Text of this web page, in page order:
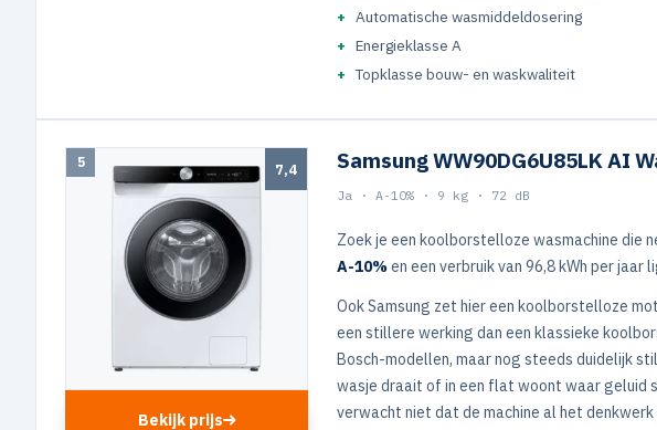
Automatische wasmiddeldosering
Energieklasse A
Topklasse bouw- en waskwaliteit
5 7,4
Bekijk prijs
Samsung WW90DG6U85LK AI
Ja · A-10% · 9 kg · 72 dB
Zoek je een koolborstelloze wasmachine die
A-10%en een verbruik van 96,8 kWh per
Ook Samsung zet hier een koolborstelloze
een stillere werking dan een klassieke
Bosch-modellen, maar nog steeds duidelijk
wasje draait of in een flat woont waar geluid
verwacht niet dat de machine al het